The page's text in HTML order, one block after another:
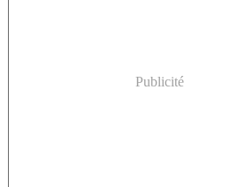
Publicité